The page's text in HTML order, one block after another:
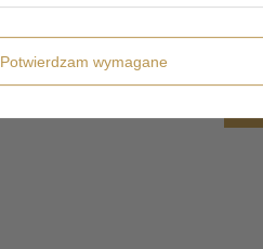
Potwierdzam wymagane